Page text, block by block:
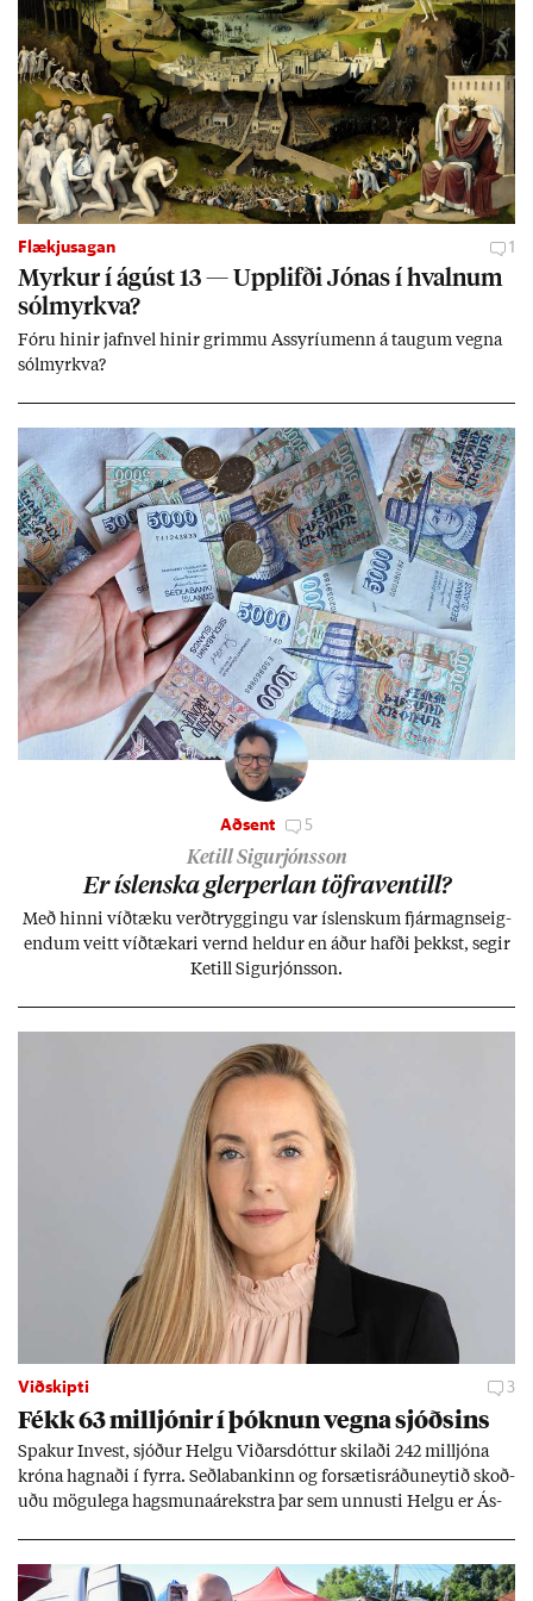
Flækjusagan 1
Myrk­ur í ág­úst 13 — Upp­lifði Jón­as í hvaln­um
sól­myrkva?
Fóru hinir jafn­vel hinir grimmu Ass­yríu­menn á taug­um vegna
sól­myrkva?
Aðsent 5
Ketill Sigurjónsson
Er ís­lenska glerperl­an töfra­ventill?
Með hinni víð­tæku verð­trygg­ingu var ís­lensk­um fjár­magns­eig­
end­um veitt víð­tæk­ari vernd held­ur en áð­ur hafði þekkst, seg­ir
Ketill Sig­ur­jóns­son.
Viðskipti 3
Fékk 63 millj­ón­ir í þókn­un vegna sjóðs­ins
Spak­ur In­vest, sjóð­ur Helgu Við­ars­dótt­ur skil­aði 242 millj­óna
króna hagn­aði í fyrra. Seðla­bank­inn og for­sæt­is­ráðu­neyt­ið skoð­
uðu mögu­lega hags­muna­árekstra þar sem unnusti Helgu er Ás­